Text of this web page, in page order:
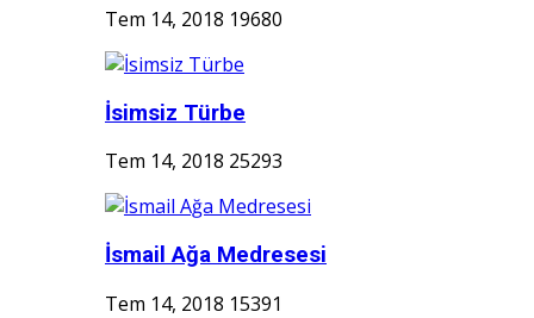
Tem 14, 2018 19680
İsimsiz Türbe
Tem 14, 2018 25293
İsmail Ağa Medresesi
Tem 14, 2018 15391